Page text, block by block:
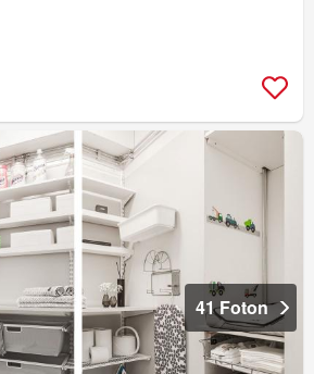
41 Foton